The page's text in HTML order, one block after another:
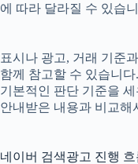
에 따라 달라질 수 있습
표시나 광고, 거래 기준
함께 참고할 수 있습니다
기본적인 판단 기준을
안내받은 내용과 비교해
네이버 검색광고 진행